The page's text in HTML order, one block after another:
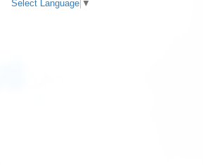
Select Language ▼